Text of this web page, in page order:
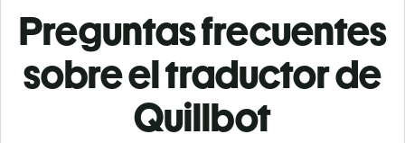
Preguntas frecuentes
sobre el traductor de
Quillbot